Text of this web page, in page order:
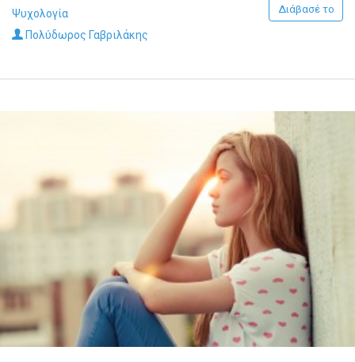
Ψυχολογία
Πολύδωρος Γαβριλάκης
Διάβασέ το